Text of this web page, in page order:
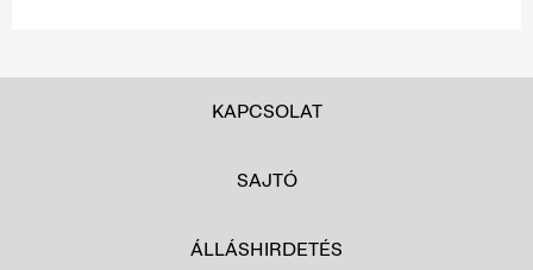
KAPCSOLAT
SAJTÓ
ÁLLÁSHIRDETÉS